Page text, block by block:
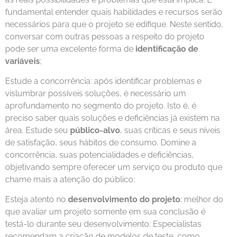
fundamental entender quais habilidades e recursos serão
necessários para que o projeto se edifique. Neste sentido,
conversar com outras pessoas a respeito do projeto
pode ser uma excelente forma de identificação de
variáveis;
Estude a concorrência: após identificar problemas e
vislumbrar possíveis soluções, é necessário um
aprofundamento no segmento do projeto. Isto é, é
preciso saber quais soluções e deficiências já existem na
área. Estude seu público-alvo, suas críticas e seus níveis
de satisfação, seus hábitos de consumo. Domine a
concorrência, suas potencialidades e deficiências,
objetivando sempre oferecer um serviço ou produto que
chame mais a atenção do público;
Esteja atento no desenvolvimento do projeto: melhor do
que avaliar um projeto somente em sua conclusão é
testá-lo durante seu desenvolvimento. Especialistas